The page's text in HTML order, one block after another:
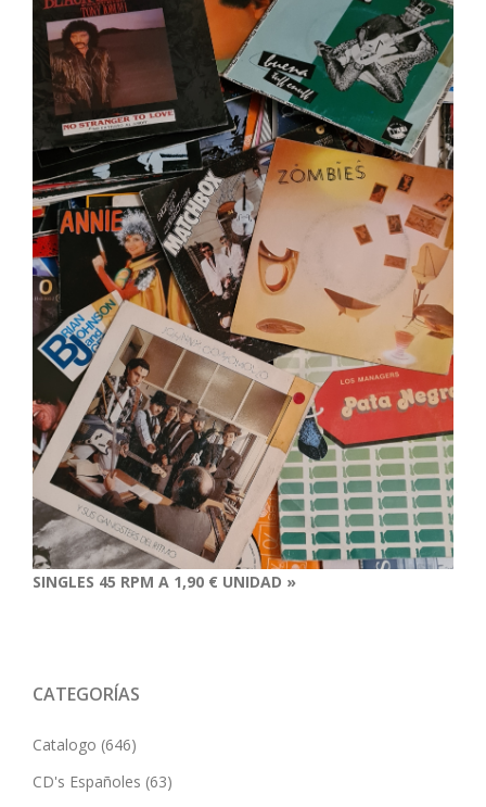
SINGLES 45 RPM A 1,90 € UNIDAD »
CATEGORÍAS
Catalogo (646)
CD's Españoles (63)